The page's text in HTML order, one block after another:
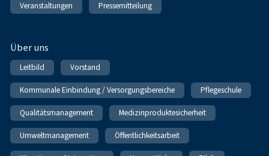
Veranstaltungen Pressemitteilung
Über uns
Leitbild Vorstand
Kommunale Einbindung / Versorgungsbereiche Pflegeschule
Qualitätsmanagement Medizinproduktesicherheit
Umweltmanagement Öffentlichkeitsarbeit